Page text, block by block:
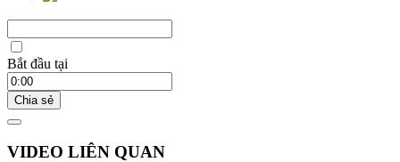
Bắt đầu tại
Chia sẻ
VIDEO LIÊN QUAN